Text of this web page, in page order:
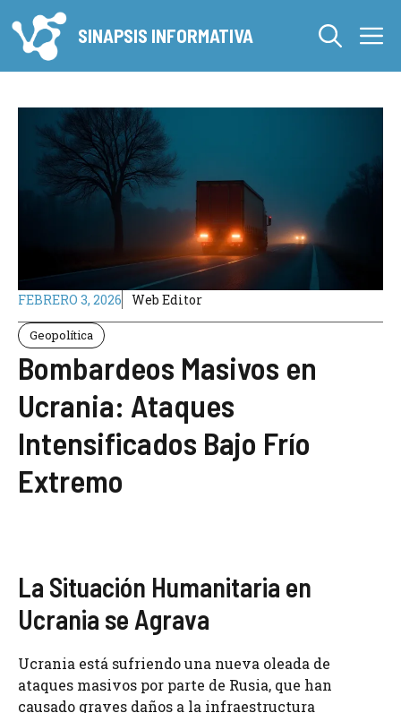
al
contenido
SINAPSIS INFORMATIVA
FEBRERO 3, 2026 Web Editor
Geopolítica
Bombardeos Masivos en
Ucrania: Ataques
Intensificados Bajo Frío
Extremo
La Situación Humanitaria en
Ucrania se Agrava
Ucrania está sufriendo una nueva oleada de
ataques masivos por parte de Rusia, que han
causado graves daños a la infraestructura